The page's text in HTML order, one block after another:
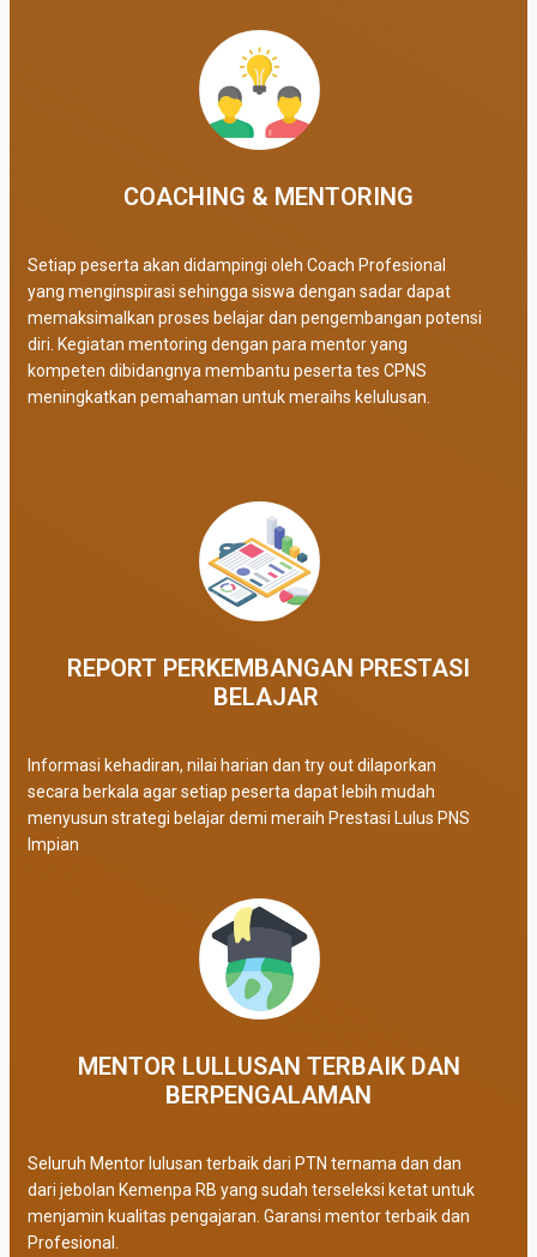
COACHING & MENTORING
Setiap peserta akan didampingi oleh Coach Profesional
yang menginspirasi sehingga siswa dengan sadar dapat
memaksimalkan proses belajar dan pengembangan potensi
diri. Kegiatan mentoring dengan para mentor yang
kompeten dibidangnya membantu peserta tes CPNS
meningkatkan pemahaman untuk meraihs kelulusan.
REPORT PERKEMBANGAN PRESTASI
BELAJAR ​
Informasi kehadiran, nilai harian dan try out dilaporkan
secara berkala agar setiap peserta dapat lebih mudah
menyusun strategi belajar demi meraih Prestasi Lulus PNS
Impian
MENTOR LULLUSAN TERBAIK DAN
BERPENGALAMAN
Seluruh Mentor lulusan terbaik dari PTN ternama dan dan
dari jebolan Kemenpa RB yang sudah terseleksi ketat untuk
menjamin kualitas pengajaran. Garansi mentor terbaik dan
Profesional.